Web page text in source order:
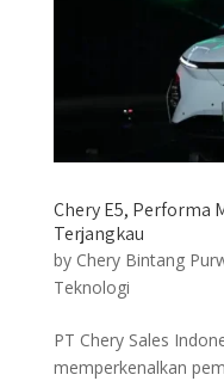
Chery E5, Performa
Terjangkau
by Chery Bintang
Teknologi
PT Chery Sales
memperkenalkan